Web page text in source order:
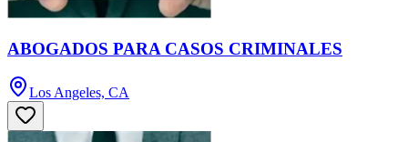
ABOGADOS PARA CASOS CRIMINALES
Los Angeles, CA